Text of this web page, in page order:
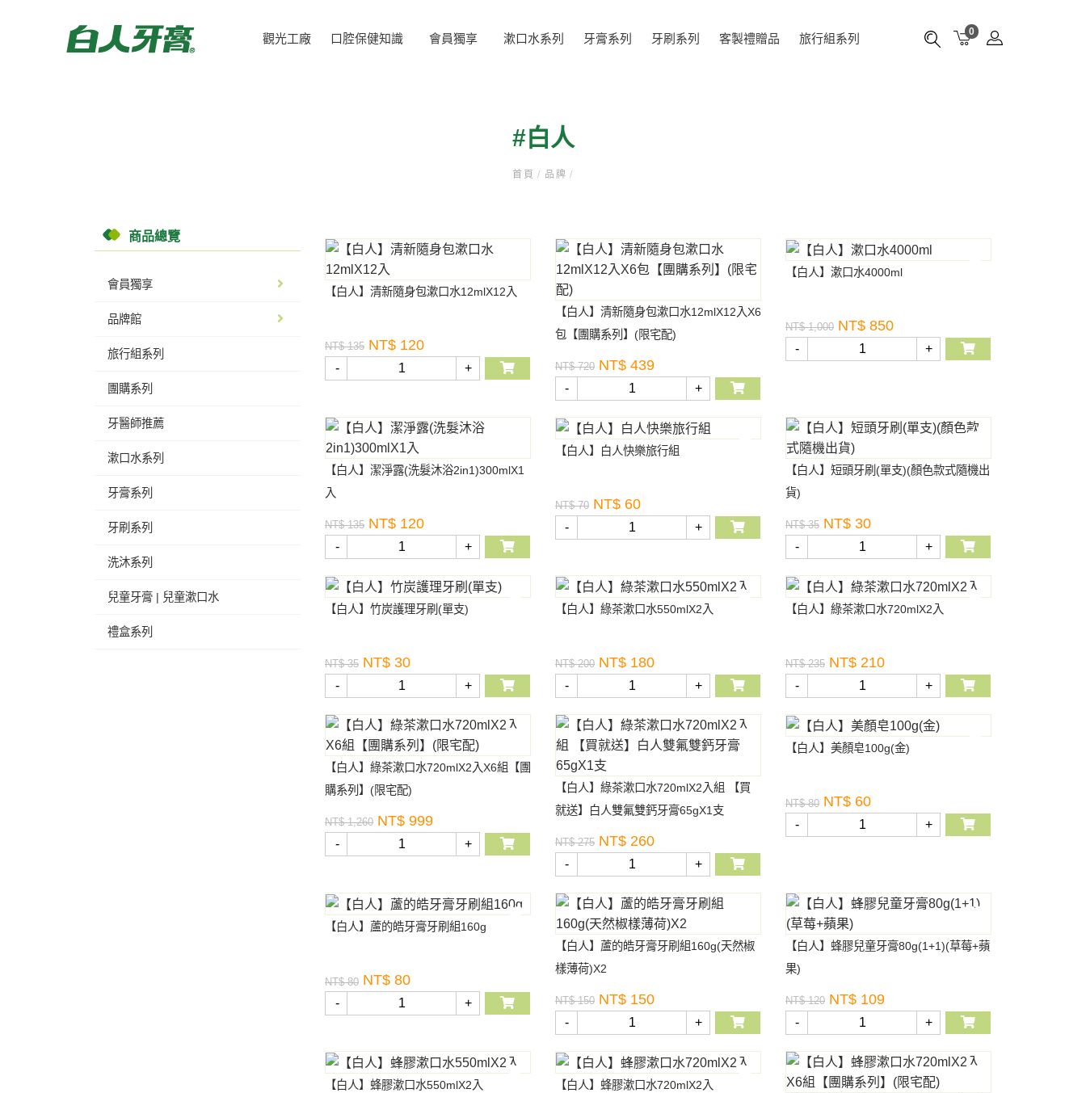
觀光工廠 口腔保健知識 會員獨享 漱口水系列 牙膏系列 牙刷系列 客製禮贈品 旅行組系列 0
#白人
首頁/ 品牌/
商品總覽
會員獨享
品牌館
旅行組系列
團購系列
牙醫師推薦
漱口水系列
牙膏系列
牙刷系列
洗沐系列
兒童牙膏 | 兒童漱口水
禮盒系列
【白人】清新隨身包漱口水12mlX12入
NT$ 135 NT$ 120
- +
【白人】清新隨身包漱口水12mlX12入X6
包【團購系列】(限宅配)
NT$ 720 NT$ 439
- +
【白人】漱口水4000ml
NT$ 1,000 NT$ 850
- +
【白人】潔淨露(洗髮沐浴2in1)300mlX1
入
NT$ 135 NT$ 120
- +
【白人】白人快樂旅行組
NT$ 70 NT$ 60
- +
【白人】短頭牙刷(單支)(顏色款式隨機出
貨)
NT$ 35 NT$ 30
- +
【白人】竹炭護理牙刷(單支)
NT$ 35 NT$ 30
- +
【白人】綠茶漱口水550mlX2入
NT$ 200 NT$ 180
- +
【白人】綠茶漱口水720mlX2入
NT$ 235 NT$ 210
- +
【白人】綠茶漱口水720mlX2入X6組【團
購系列】(限宅配)
NT$ 1,260 NT$ 999
- +
【白人】綠茶漱口水720mlX2入組 【買
就送】白人雙氟雙鈣牙膏65gX1支
NT$ 275 NT$ 260
- +
【白人】美顏皂100g(金)
NT$ 80 NT$ 60
- +
【白人】蘆的皓牙膏牙刷組160g
NT$ 80 NT$ 80
- +
【白人】蘆的皓牙膏牙刷組160g(天然椒
樣薄荷)X2
NT$ 150 NT$ 150
- +
【白人】蜂膠兒童牙膏80g(1+1)(草莓+蘋
果)
NT$ 120 NT$ 109
- +
【白人】蜂膠漱口水550mlX2入 【白人】蜂膠漱口水720mlX2入